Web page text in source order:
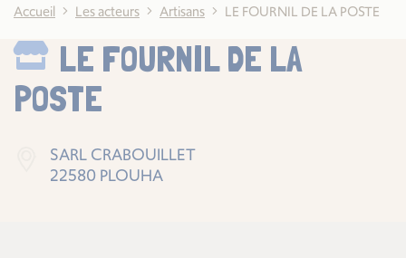
Accueil Les acteurs Artisans LE FOURNIL DE LA POSTE
LE FOURNIL DE LA
POSTE
SARL CRABOUILLET
22580 PLOUHA